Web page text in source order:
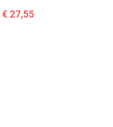
€ 27,55